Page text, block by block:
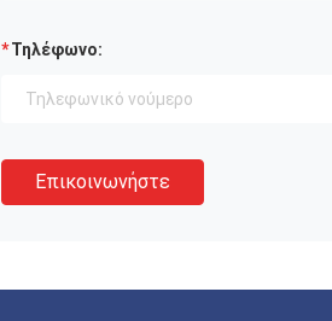
Τηλέφωνο:
Επικοινωνήστε